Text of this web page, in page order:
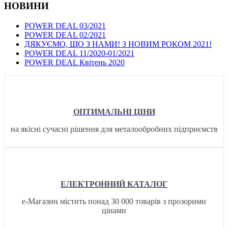
НОВИНИ
POWER DEAL 03/2021
POWER DEAL 02/2021
ДЯКУЄМО, ЩО З НАМИ! З НОВИМ РОКОМ 2021!
POWER DEAL 11/2020-01/2021
POWER DEAL Квітень 2020
ОПТИМАЛЬНІ ЦІНИ
на якісні сучасні рішення для металообробних підприємств
ЕЛЕКТРОННИЙ КАТАЛОГ
е-Магазин містить понад 30 000 товарів з прозорими
цінами